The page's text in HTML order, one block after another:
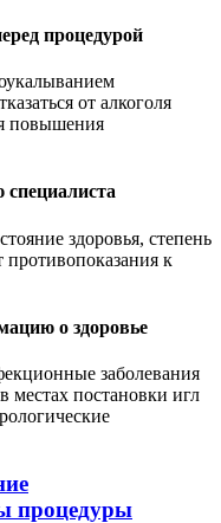
процедурой
от алкоголя
повышения
специалиста
здоровья, степень
противопоказания к
о здоровье
заболевания
постановки игл
процедуры